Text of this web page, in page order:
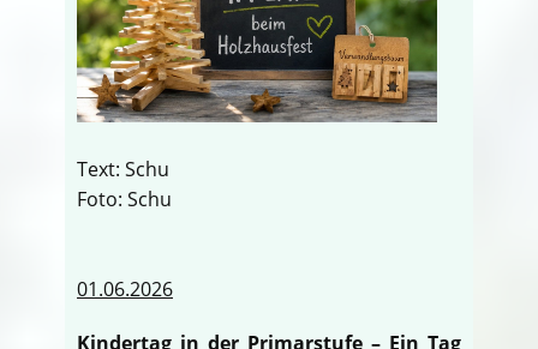
Text: Schu
Foto: Schu
01.06.2026
Kindertag in der Primarstufe – Ein Tag